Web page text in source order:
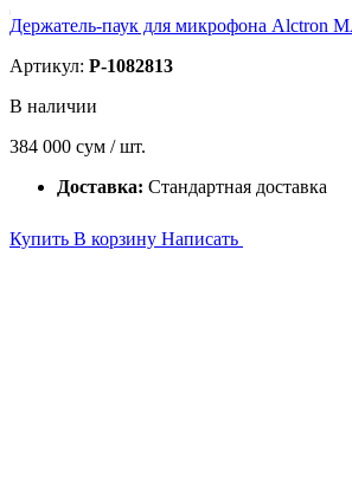
Держатель-паук для микрофона Alctron
Артикул: P-1082813
В наличии
384 000 сум / шт.
Доставка: Стандартная доставка
Купить В корзину Написать